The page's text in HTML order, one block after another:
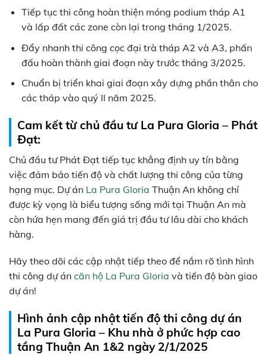
Tiếp tục thi công hoàn thiện móng podium tháp A1
và lấp đất các zone còn lại trong tháng 1/2025.
Đẩy nhanh thi công cọc đại trà tháp A2 và A3, phấn
đấu hoàn thành giai đoạn này trước tháng 3/2025.
Chuẩn bị triển khai giai đoạn xây dựng phần thân cho
các tháp vào quý II năm 2025.
Cam kết từ chủ đầu tư La Pura Gloria – Phát
Đạt:
Chủ đầu tư Phát Đạt tiếp tục khẳng định uy tín bằng
việc đảm bảo tiến độ và chất lượng thi công của từng
hạng mục. Dự án La Pura Gloria Thuận An không chỉ
được kỳ vọng là biểu tượng sống mới tại Thuận An mà
còn hứa hẹn mang đến giá trị đầu tư lâu dài cho khách
hàng.
Hãy theo dõi các cập nhật tiếp theo để nắm rõ tình hình
thi công dự án căn hộ La Pura Gloria và tiến độ bàn giao
dự án!
Hình ảnh cập nhật tiến độ thi công dự án
La Pura Gloria – Khu nhà ở phức hợp cao
tầng Thuận An 1&2 ngày 2/1/2025